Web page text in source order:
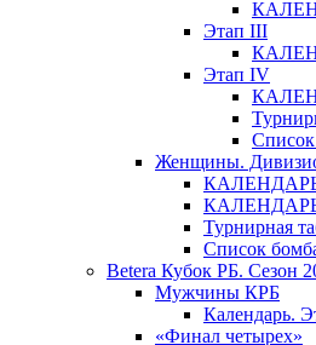
Этап III
Этап IV
Женщины.
Турнирная
Список
Betera Кубок РБ. Сезон
Мужчины КРБ
Календарь.
«Финал четырех»